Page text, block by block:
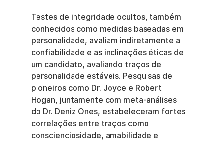
Testes de integridade ocultos, também
conhecidos como medidas baseadas em
personalidade, avaliam indiretamente a
confiabilidade e as inclinações éticas de
um candidato, avaliando traços de
personalidade estáveis. Pesquisas de
pioneiros como Dr. Joyce e Robert
Hogan, juntamente com meta-análises
do Dr. Deniz Ones, estabeleceram fortes
correlações entre traços como
conscienciosidade, amabilidade e